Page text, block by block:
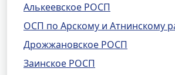
Алькеевское РОСП
ОСП по Арскому и Атнинскому
Дрожжановское РОСП
Заинское РОСП